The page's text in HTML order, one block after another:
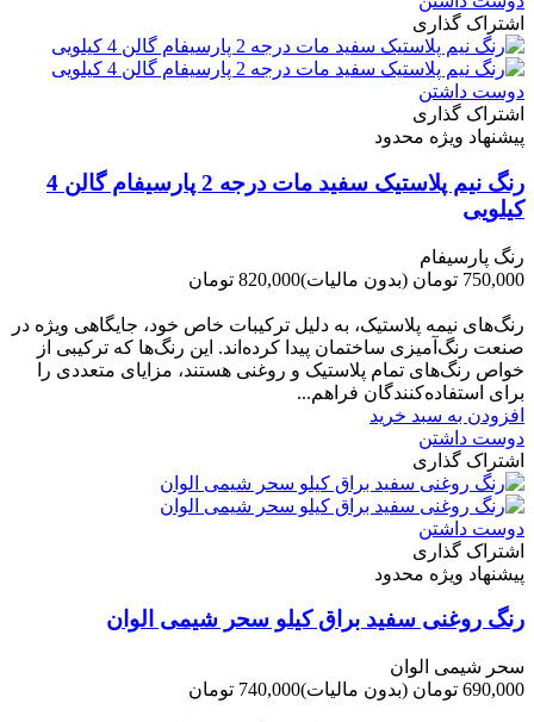
اشتراک گذاری
دوست داشتن
اشتراک گذاری
پیشنهاد ویژه محدود
رنگ نیم پلاستیک سفید مات درجه 2 پارسیفام گالن 4
کیلویی
رنگ پارسیفام
750,000 تومان
(بدون مالیات)820,000 تومان
رنگ‌های نیمه پلاستیک، به دلیل ترکیبات خاص خود، جایگاهی ویژه در
صنعت رنگ‌آمیزی ساختمان پیدا کرده‌اند. این رنگ‌ها که ترکیبی از
خواص رنگ‌های تمام پلاستیک و روغنی هستند، مزایای متعددی را
برای استفاده‌کنندگان فراهم...
افزودن به سبد خرید
دوست داشتن
اشتراک گذاری
دوست داشتن
اشتراک گذاری
پیشنهاد ویژه محدود
رنگ روغنی سفید براق کیلو سحر شیمی الوان
سحر شیمی الوان
690,000 تومان
(بدون مالیات)740,000 تومان